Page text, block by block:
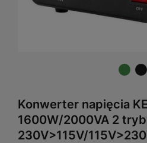
Konwerter napięcia
1600W/2000VA 2
230V>115V/